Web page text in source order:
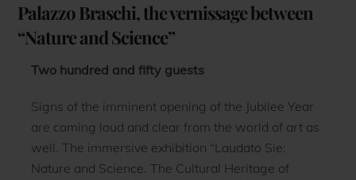
Palazzo Braschi, the vernissage between
“Nature and Science”
Two hundred and fifty guests
Signs of the imminent opening of the Jubilee Year
are coming loud and clear from the world of art as
well. The immersive exhibition “Laudato Sie:
Nature and Science. The Cultural Heritage of